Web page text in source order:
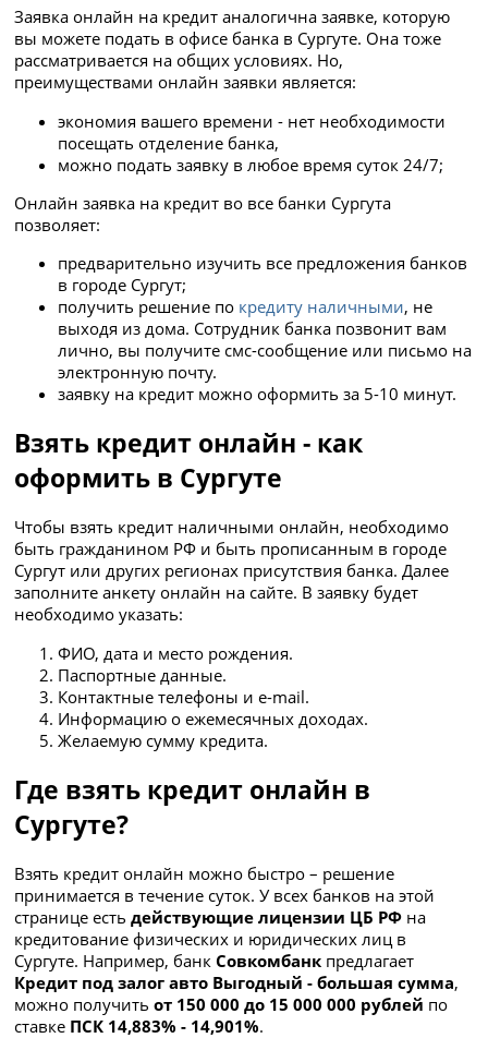
Заявка онлайн на кредит аналогична заявке, которую
вы можете подать в офисе банка в Сургуте. Она тоже
рассматривается на общих условиях. Но,
преимуществами онлайн заявки является:
экономия вашего времени - нет необходимости
посещать отделение банка,
можно подать заявку в любое время суток 24/7;
Онлайн заявка на кредит во все банки Сургута
позволяет:
предварительно изучить все предложения банков
в городе Сургут;
получить решение по кредиту наличными, не
выходя из дома. Сотрудник банка позвонит вам
лично, вы получите смс-сообщение или письмо на
электронную почту.
заявку на кредит можно оформить за 5-10 минут.
Взять кредит онлайн - как
оформить в Сургуте
Чтобы взять кредит наличными онлайн, необходимо
быть гражданином РФ и быть прописанным в городе
Сургут или других регионах присутствия банка. Далее
заполните анкету онлайн на сайте. В заявку будет
необходимо указать:
ФИО, дата и место рождения.
Паспортные данные.
Контактные телефоны и e-mail.
Информацию о ежемесячных доходах.
Желаемую сумму кредита.
Где взять кредит онлайн в
Сургуте?
Взять кредит онлайн можно быстро – решение
принимается в течение суток. У всех банков на этой
странице естьдействующие лицензии ЦБ РФ на
кредитование физических и юридических лиц в
Сургуте. Например, банкСовкомбанк предлагает
Кредит под залог авто Выгодный - большая сумма,
можно получитьот 150 000 до 15 000 000 рублей по
ставке ПСК 14,883% - 14,901%.